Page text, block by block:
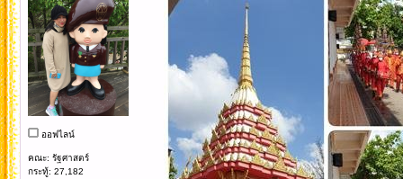
ออฟไลน์
คณะ: รัฐศาสตร์
กระทู้: 27,182